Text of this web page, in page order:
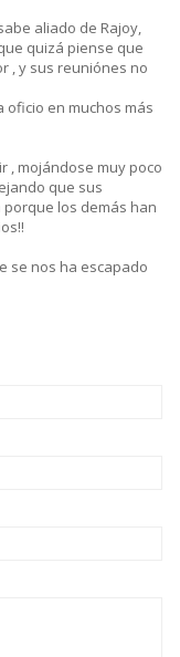
aliado de Rajoy,
quizá piense que
, y sus reuniónes no
oficio en muchos más
, mojándose muy poco
que sus
los demás han
se nos ha escapado